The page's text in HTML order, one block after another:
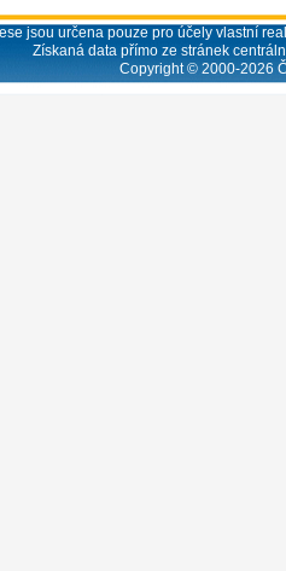
jsou určena pouze pro účely vlastní
Získaná data přímo ze stránek
Copyright © 2000-2026